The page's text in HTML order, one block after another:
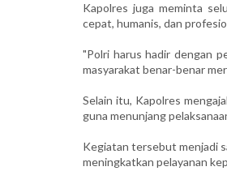
Kapolres juga meminta
cepat, humanis, dan
"Polri harus hadir dengan
masyarakat benar-benar
Selain itu, Kapolres
guna menunjang
Kegiatan tersebut menjadi
meningkatkan pelayanan